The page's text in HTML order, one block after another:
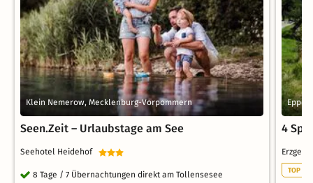
Klein Nemerow, Mecklenburg-Vorpommern
Seen.Zeit – Urlaubstage am See
Seehotel Heidehof
8 Tage / 7 Übernachtungen direkt am Tollensesee
4
TOP